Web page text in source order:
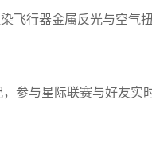
飞行器金属反光与空气
参与星际联赛与好友实